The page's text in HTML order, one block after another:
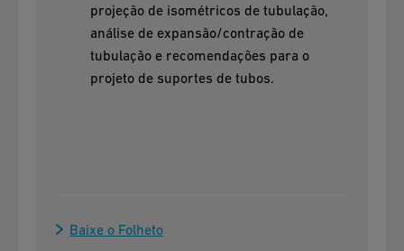
projeção de isométricos de tubulação,
análise de expansão/contração de
tubulação e recomendações para o
projeto de suportes de tubos.
Baixe o Folheto